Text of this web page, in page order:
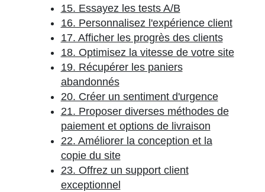
15. Essayez les tests A/B
16. Personnalisez l'expérience client
17. Afficher les progrès des clients
18. Optimisez la vitesse de votre site
19. Récupérer les paniers
abandonnés
20. Créer un sentiment d'urgence
21. Proposer diverses méthodes de
paiement et options de livraison
22. Améliorer la conception et la
copie du site
23. Offrez un support client
exceptionnel